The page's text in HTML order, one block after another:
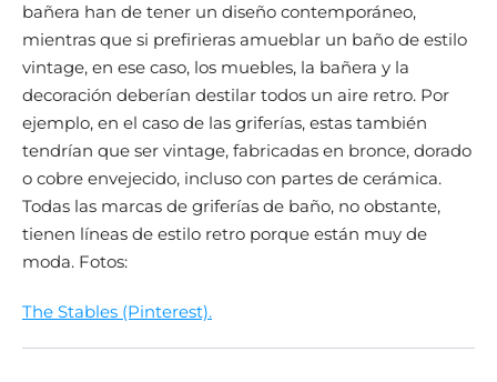
bañera han de tener un diseño contemporáneo,
mientras que si prefirieras amueblar un baño de estilo
vintage, en ese caso, los muebles, la bañera y la
decoración deberían destilar todos un aire retro. Por
ejemplo, en el caso de las griferías, estas también
tendrían que ser vintage, fabricadas en bronce, dorado
o cobre envejecido, incluso con partes de cerámica.
Todas las marcas de griferías de baño, no obstante,
tienen líneas de estilo retro porque están muy de
moda. Fotos:
The Stables (Pinterest).